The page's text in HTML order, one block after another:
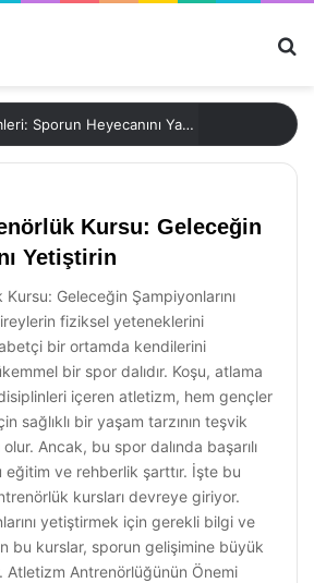
Atletizm Resimleri: Sporun Heyecanını Yansıtan Kareler
Kursu: Geleceğin
Yetiştirin
Geleceğin Şampiyonlarını
fiziksel yeteneklerini
bir ortamda kendilerini
bir spor dalıdır. Koşu, atlama
içeren atletizm, hem gençler
sağlıklı bir yaşam tarzının teşvik
Ancak, bu spor dalında başarılı
ve rehberlik şarttır. İşte bu
kursları devreye giriyor.
yetiştirmek için gerekli bilgi ve
bu kurslar, sporun gelişimine büyük
Atletizm Antrenörlüğünün Önemi